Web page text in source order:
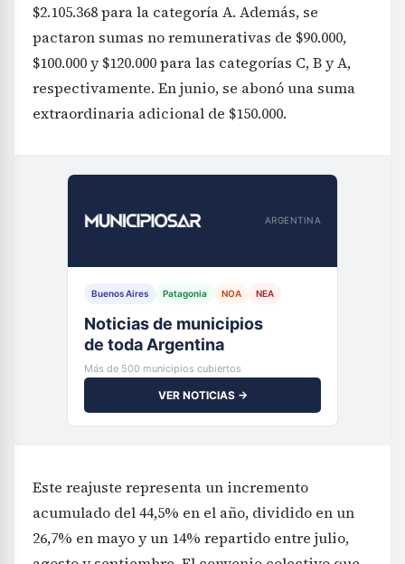
$2.105.368 para la categoría A. Además, se
pactaron sumas no remunerativas de $90.000,
$100.000 y $120.000 para las categorías C, B y A,
respectivamente. En junio, se abonó una suma
extraordinaria adicional de $150.000.
ARGENTINA
Buenos Aires Patagonia NOA NEA
Noticias de municipios
de toda Argentina
Más de 500 municipios cubiertos
VER NOTICIAS →
Este reajuste representa un incremento
acumulado del 44,5% en el año, dividido en un
26,7% en mayo y un 14% repartido entre julio,